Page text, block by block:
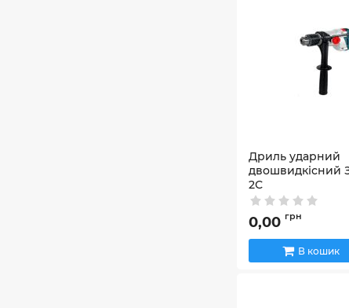
Дриль ударний
двошвидкісний
2С
Артикул:848638
0,00 грн
В кошик